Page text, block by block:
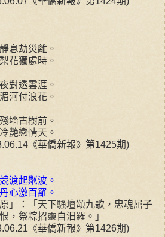
息劫災離。
花獨處時。
對透雲涯。
河付浪花。
墻古樹前。
艷戀情天。
《華僑新報》第1425期)
渡起粼波。
心激百羅。
」：「天下騷壇頌九歌，忠魂屈子
，祭粽招靈自汩羅。」
《華僑新報》第1426期)